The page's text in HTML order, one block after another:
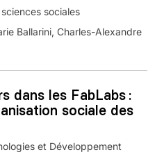
sociales
Ballarini, Charles-Alexandre
dans les FabLabs :
sociale des
et Développement